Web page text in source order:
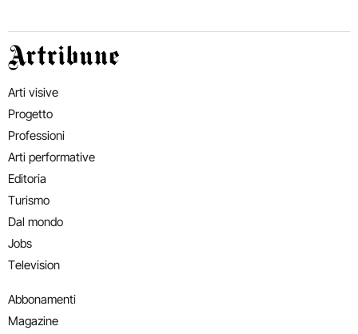
Artribune
Arti visive
Progetto
Professioni
Arti performative
Editoria
Turismo
Dal mondo
Jobs
Television
Abbonamenti
Magazine